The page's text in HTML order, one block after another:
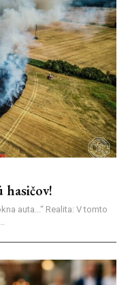
hasičov!
auta...“ ​Realita: V tomto